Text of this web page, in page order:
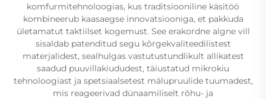
komfurmitehnoloogias, kus traditsiooniline käsitöö
kombineerub kaasaegse innovatsiooniga, et pakkuda
ületamatut taktiilset kogemust. See erakordne algne vill
sisaldab patenditud segu kõrgekvaliteedilistest
materjalidest, sealhulgas vastutustundlikult allikatest
saadud puuvillakiududest, täiustatud mikrokiu
tehnoloogiast ja spetsiaalsetest mälupruulide tuumadest,
mis reageerivad dünaamiliselt rõhu- ja